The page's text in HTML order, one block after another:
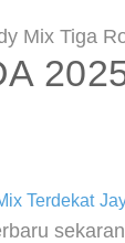
Mix Tiga
Terdekat